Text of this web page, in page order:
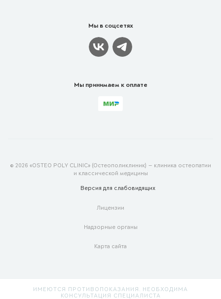
Мы в соцсетях
Мы принимаем к оплате
© 2026 «OSTEO POLY CLINIC» (Остеополиклиник) — клиника остеопатии
и классической медицины
Версия для слабовидящих
Лицензии
Надзорные органы
Карта сайта
ИМЕЮТСЯ ПРОТИВОПОКАЗАНИЯ. НЕОБХОДИМА
КОНСУЛЬТАЦИЯ СПЕЦИАЛИСТА